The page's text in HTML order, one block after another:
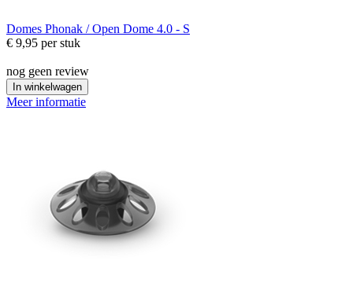
Domes Phonak / Open Dome 4.0 - S
€ 9,95 per stuk
nog geen review
In winkelwagen
Meer informatie